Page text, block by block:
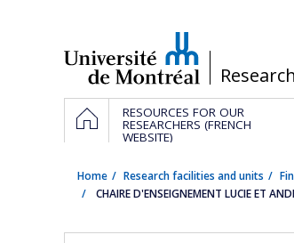
/Research
Navigation
principale
HOMERESOURCES FOR OUR
RESEARCHERS (FRENCH
WEBSITE)
Home Research facilities and units
CHAIRE D'ENSEIGNEMENT LUCIE ET